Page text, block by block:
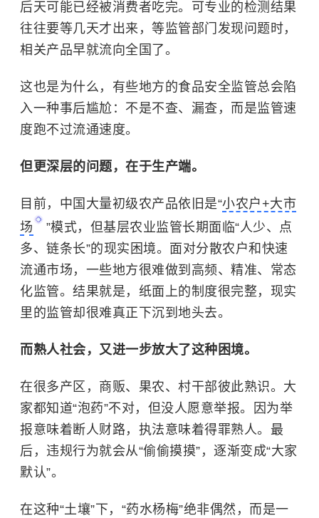
后天可能已经被消费者吃完。可专业的检测结果
往往要等几天才出来，等监管部门发现问题时，
相关产品早就流向全国了。
这也是为什么，有些地方的食品安全监管总会陷
入一种事后尴尬：不是不查、漏查，而是监管速
度跑不过流通速度。
但更深层的问题，在于生产端。
目前，中国大量初级农产品依旧是“小农户+大市
场
”模式，但基层农业监管长期面临“人少、点
多、链条长”的现实困境。面对分散农户和快速
流通市场，一些地方很难做到高频、精准、常态
化监管。结果就是，纸面上的制度很完整，现实
里的监管却很难真正下沉到地头去。
而熟人社会，又进一步放大了这种困境。
在很多产区，商贩、果农、村干部彼此熟识。大
家都知道“泡药”不对，但没人愿意举报。因为举
报意味着断人财路，执法意味着得罪熟人。最
后，违规行为就会从“偷偷摸摸”，逐渐变成“大家
默认”。
在这种“土壤”下，“药水杨梅”绝非偶然，而是一